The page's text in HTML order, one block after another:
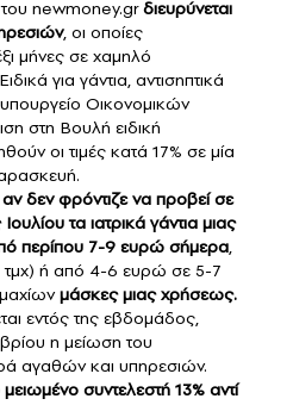
newmoney.grδιευρύνεται
, οι οποίες
μήνες σε χαμηλό
για γάντια, αντισηπτικά
Οικονομικών
στη Βουλή ειδική
οι τιμές κατά 17% σε μία
αν δεν φρόντιζε να προβεί σε
τα ιατρικά γάντια μιας
περίπου 7-9 ευρώ σήμερα,
τμχ) ή από 4-6 ευρώ σε 5-7
μάσκες μιας χρήσεως.
εντός της εβδομάδος,
η μείωση του
αγαθών και υπηρεσιών.
συντελεστή 13% αντί